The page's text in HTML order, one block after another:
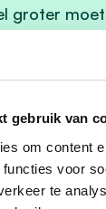
gebruik van
om content
voor
te
groter
maar
nog:
geen nood
af te